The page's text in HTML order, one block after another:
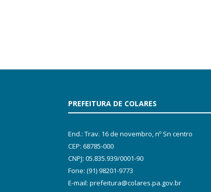
PREFEITURA DE COLARES
End.: Trav. 16 de novembro, nº Sn centro
CEP: 68785-000
CNPJ: 05.835.939/0001-90
Fone: (91) 98201-9773
E-mail: prefeitura@colares.pa.gov.br